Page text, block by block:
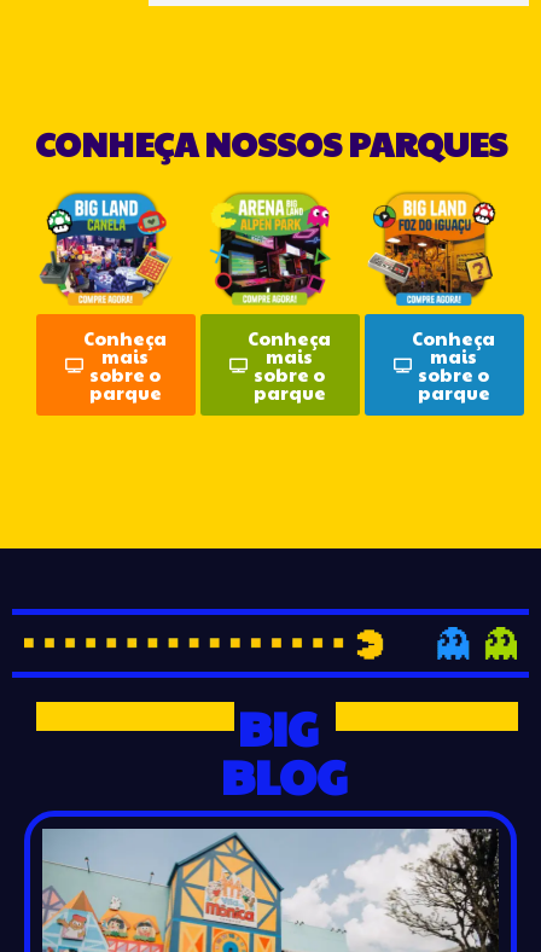
CONHEÇA NOSSOS PARQUES
Conheça
mais
sobre o
parque
Conheça
mais
sobre o
parque
Conheça
mais
sobre o
parque
BIG
BLOG